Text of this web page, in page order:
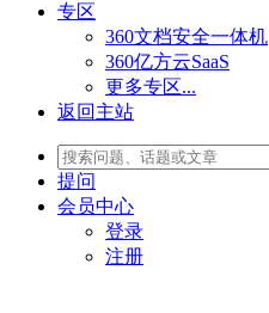
专区
360文档安全一体机
360亿方云SaaS
更多专区...
返回主站
提问
会员中心
登录
注册